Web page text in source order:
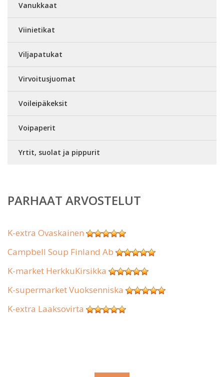
Vanukkaat
Viinietikat
Viljapatukat
Virvoitusjuomat
Voileipäkeksit
Voipaperit
Yrtit, suolat ja pippurit
PARHAAT ARVOSTELUT
K-extra Ovaskainen
Campbell Soup Finland Ab
K-market HerkkuKirsikka
K-supermarket Vuoksenniska
K-extra Laaksovirta